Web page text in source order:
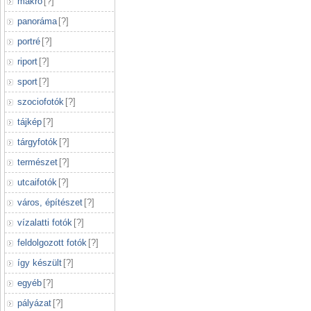
panoráma [?]
portré [?]
riport [?]
sport [?]
szociofotók [?]
tájkép [?]
tárgyfotók [?]
természet [?]
utcaifotók [?]
város, építészet [?]
vízalatti fotók [?]
feldolgozott fotók [?]
így készült [?]
egyéb [?]
pályázat [?]